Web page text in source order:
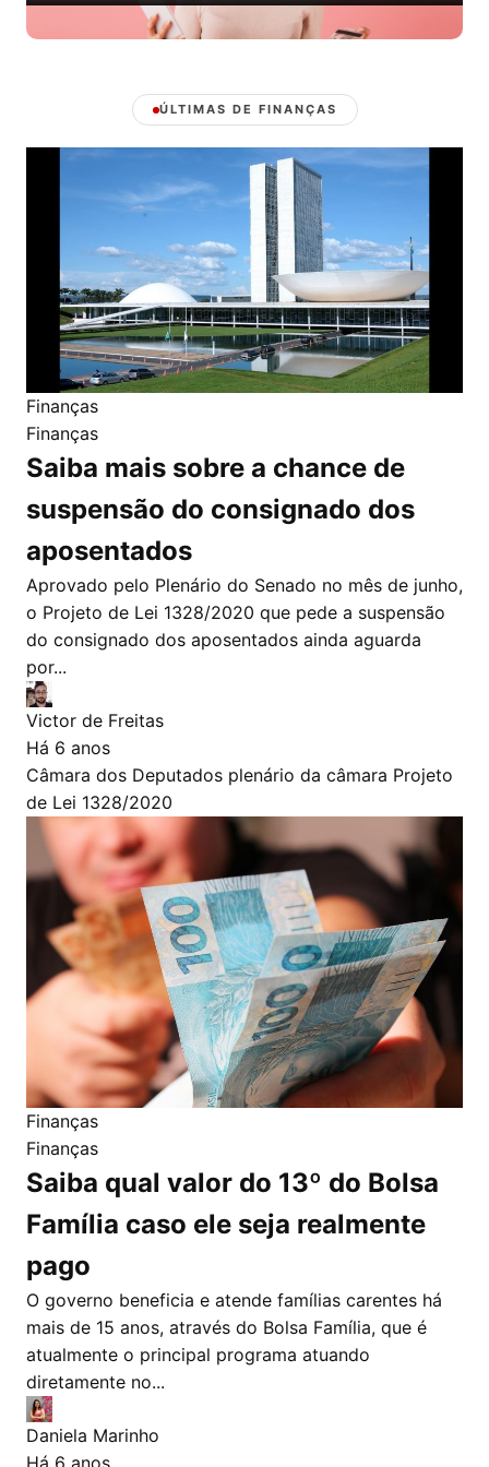
ÚLTIMAS DE FINANÇAS
Finanças
Finanças
Saiba mais sobre a chance de
suspensão do consignado dos
aposentados
Aprovado pelo Plenário do Senado no mês de junho,
o Projeto de Lei 1328/2020 que pede a suspensão
do consignado dos aposentados ainda aguarda
por...
Victor de Freitas
Há 6 anos
Câmara dos Deputados plenário da câmara Projeto
de Lei 1328/2020
Finanças
Finanças
Saiba qual valor do 13º do Bolsa
Família caso ele seja realmente
pago
O governo beneficia e atende famílias carentes há
mais de 15 anos, através do Bolsa Família, que é
atualmente o principal programa atuando
diretamente no...
Daniela Marinho
Há 6 anos